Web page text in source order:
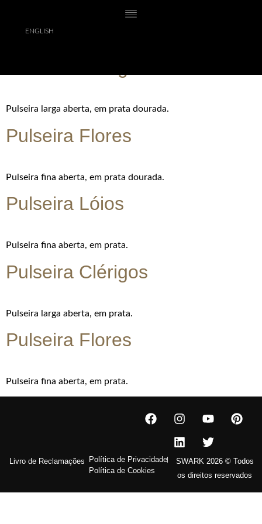
ENGLISH
Pulseira larga aberta, em prata dourada.
Pulseira Flores
Pulseira fina aberta, em prata dourada.
Pulseira Lóios
Pulseira fina aberta, em prata.
Pulseira Clérigos
Pulseira larga aberta, em prata.
Pulseira Flores
Pulseira fina aberta, em prata.
Livro de Reclamações
Política de Privacidade
Política de Cookies
SWARK 2026 © Todos
os direitos reservados